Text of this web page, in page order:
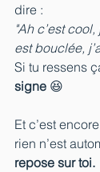
dire :
"Ah c’est
est bouclée,
Si tu ressens
signe 😆
Et c’est
rien n’est
repose sur toi.